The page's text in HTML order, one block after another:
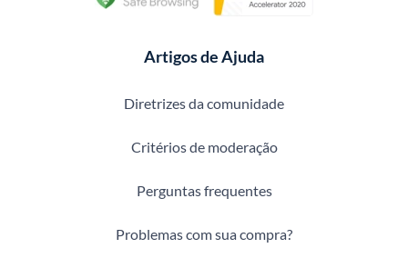
Artigos de Ajuda
Diretrizes da comunidade
Critérios de moderação
Perguntas frequentes
Problemas com sua compra?